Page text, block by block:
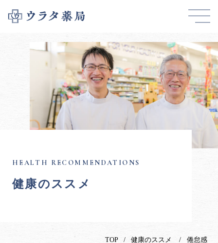
健康のススメ
TOP 健康のススメ 倦怠感